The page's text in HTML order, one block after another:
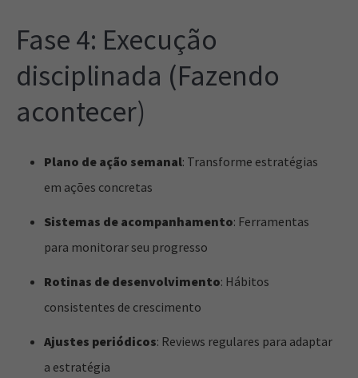
Fase 4: Execução
disciplinada (Fazendo
acontecer)
Plano de ação semanal: Transforme estratégias
em ações concretas
Sistemas de acompanhamento: Ferramentas
para monitorar seu progresso
Rotinas de desenvolvimento: Hábitos
consistentes de crescimento
Ajustes periódicos: Reviews regulares para adaptar
a estratégia